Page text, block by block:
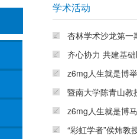
学术活动
杏林学术沙龙第一
齐心协力 共建基
z6mg人生就是博
暨南大学陈青山教
z6mg人生就是博
“彩虹学者”侯炜教